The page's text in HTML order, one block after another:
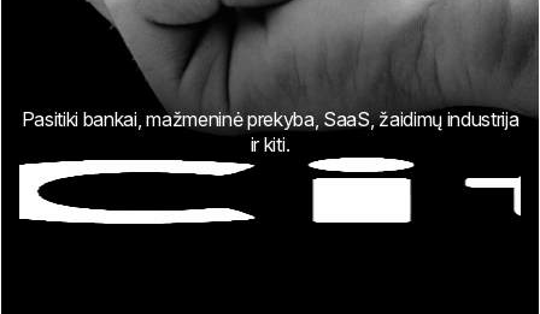
Pasitiki bankai, mažmeninė prekyba, SaaS, žaidimų industrija
ir kiti.